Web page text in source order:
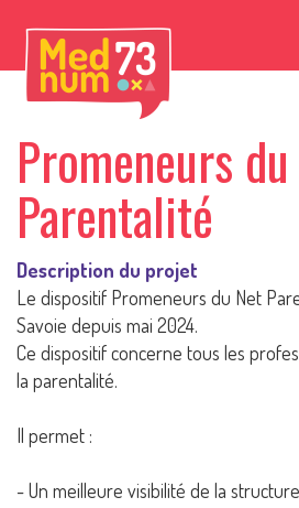
Promeneurs
Parentalité
Description du projet
Le dispositif Promeneurs du Net
Savoie depuis mai 2024.
Ce dispositif concerne tous les
la parentalité.
Il permet :
- Un meilleure visibilité de la structure